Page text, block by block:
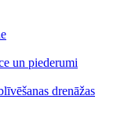
un piederumi
drenāžas